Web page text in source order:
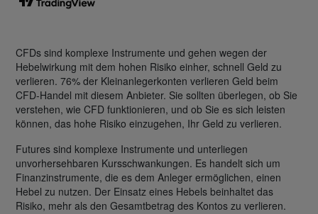
CFDs sind komplexe Instrumente und gehen wegen der
Hebelwirkung mit dem hohen Risiko einher, schnell Geld zu
verlieren. 76% der Kleinanlegerkonten verlieren Geld beim
CFD-Handel mit diesem Anbieter. Sie sollten überlegen, ob Sie
verstehen, wie CFD funktionieren, und ob Sie es sich leisten
können, das hohe Risiko einzugehen, Ihr Geld zu verlieren.
Futures sind komplexe Instrumente und unterliegen
unvorhersehbaren Kursschwankungen. Es handelt sich um
Finanzinstrumente, die es dem Anleger ermöglichen, einen
Hebel zu nutzen. Der Einsatz eines Hebels beinhaltet das
Risiko, mehr als den Gesamtbetrag des Kontos zu verlieren.